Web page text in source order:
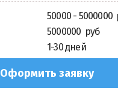
50000 - 5000000
5000000
1-30 дней
Оформить заявку